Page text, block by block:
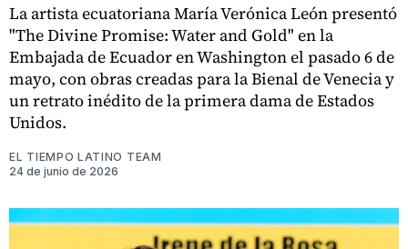
La artista ecuatoriana María Verónica León presentó
"The Divine Promise: Water and Gold" en la
Embajada de Ecuador en Washington el pasado 6 de
mayo, con obras creadas para la Bienal de Venecia y
un retrato inédito de la primera dama de Estados
Unidos.
EL TIEMPO LATINO TEAM
24 de junio de 2026